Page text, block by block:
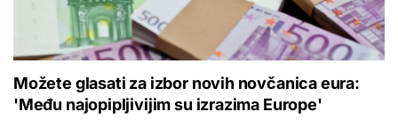
Možete glasati za izbor novih novčanica eura:
'Među najopipljivijim su izrazima Europe'